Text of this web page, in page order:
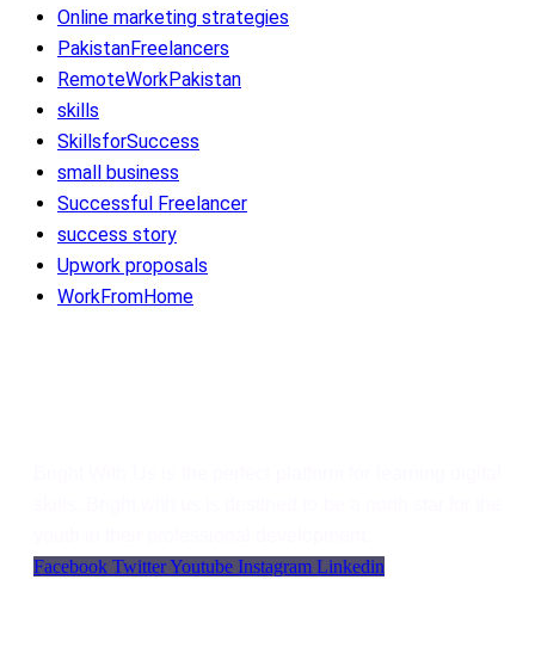
Online marketing strategies
PakistanFreelancers
RemoteWorkPakistan
skills
SkillsforSuccess
small business
Successful Freelancer
success story
Upwork proposals
WorkFromHome
Facebook TwitterYoutube Instagram Linkedin